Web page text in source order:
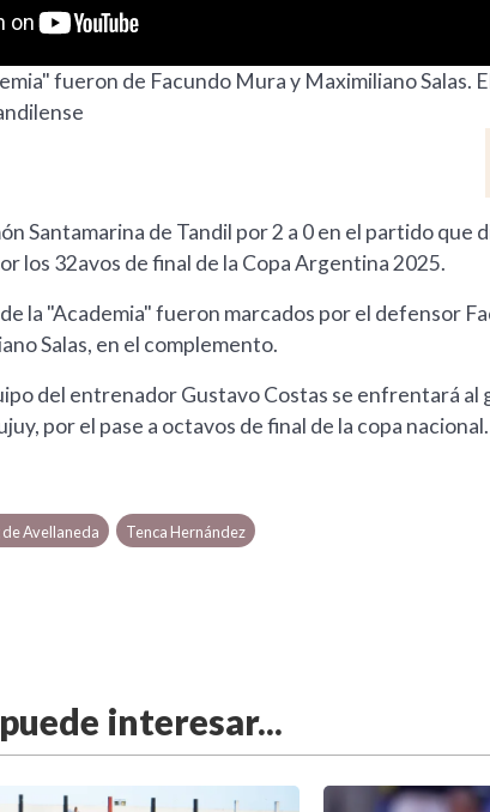
fueron de Facundo Mura y Maximiliano Salas.
Santamarina de Tandil por 2 a 0 en el partido
los 32avos de final de la Copa Argentina 2025.
la "Academia" fueron marcados por el defensor
Salas, en el complemento.
del entrenador Gustavo Costas se enfrentará al
por el pase a octavos de final de la copa nacional.
de Avellaneda Tenca Hernández
interesar...